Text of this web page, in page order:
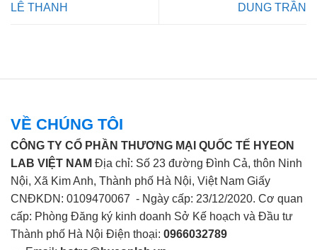
LÊ THANH
DUNG TRẦN
VỀ CHÚNG TÔI
CÔNG TY CỔ PHẦN THƯƠNG MẠI QUỐC TẾ HYEON
LAB VIỆT NAM Địa chỉ: Số 23 đường Đình Cả, thôn Ninh
Nội, Xã Kim Anh, Thành phố Hà Nội, Việt Nam Giấy
CNĐKDN: 0109470067 - Ngày cấp: 23/12/2020. Cơ quan
cấp: Phòng Đăng ký kinh doanh Sở Kế hoạch và Đầu tư
Thành phố Hà Nội Điện thoại: 0966032789